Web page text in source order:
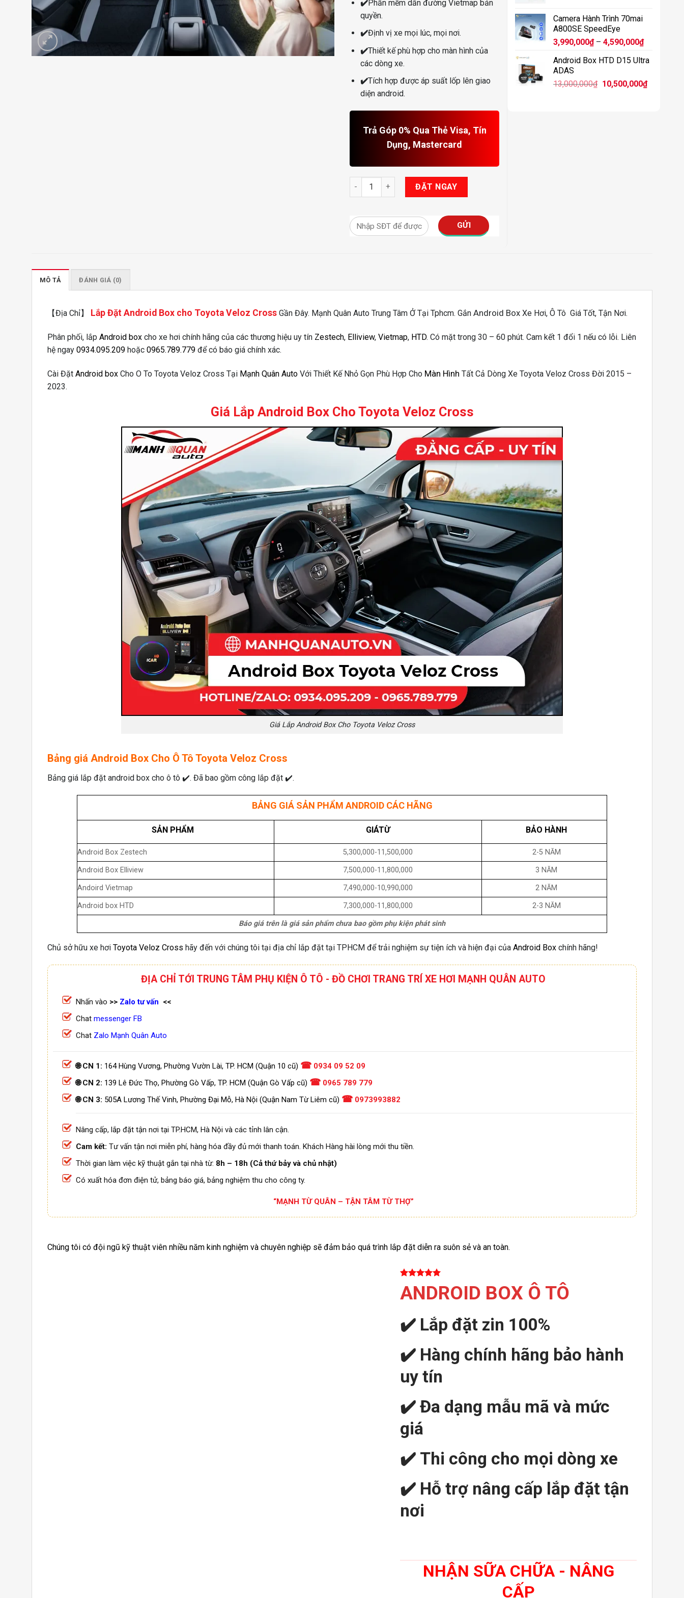
✔️Phần mềm dẫn đường Vietmap bản
quyền.
✔️Định vị xe mọi lúc, mọi nơi.
✔️Thiết kế phù hợp cho màn hình của
các dòng xe.
✔️Tích hợp được áp suất lốp lên giao
diện android.
Trả Góp 0% Qua Thẻ Visa, Tín
Dụng, Mastercard
Android Box Cho Toyota Veloz Cross số lượng
ĐẶT NGAY
Camera Hành Trình 70mai
A800SE SpeedEye
3,990,000₫ – 4,590,000₫Khoảng
từ
đến
Android Box HTD D15 Ultra
ADAS
13,000,000₫ Giá
10,500,000₫Giá
MÔ TẢ ĐÁNH GIÁ (0)
【Địa Chỉ】 Lắp Đặt Android Box cho Toyota Veloz Cross Gần Đây. Mạnh Quân Auto Trung Tâm Ở Tại Tphcm. Gắn Android Box Xe Hơi, Ô Tô Giá Tốt, Tận Nơi.
Phân phối, lắp Android box cho xe hơi chính hãng của các thương hiệu uy tín Zestech, Elliview, Vietmap, HTD. Có mặt trong 30 – 60 phút. Cam kết 1 đổi 1 nếu có lỗi. Liên
hệ ngay 0934.095.209 hoặc 0965.789.779 để có báo giá chính xác.
Cài Đặt Android box Cho O To Toyota Veloz Cross Tại Mạnh Quân Auto Với Thiết Kế Nhỏ Gọn Phù Hợp Cho Màn Hình Tất Cả Dòng Xe Toyota Veloz Cross Đời 2015 –
2023.
Giá Lắp Android Box Cho Toyota Veloz Cross
Giá Lắp Android Box Cho Toyota Veloz Cross
Bảng giá Android Box Cho Ô Tô Toyota Veloz Cross
Bảng giá lắp đặt android box cho ô tô ✔️. Đã bao gồm công lắp đặt ✔️.
BẢNG GIÁ SẢN PHẨM ANDROID CÁC HÃNG
SẢN PHẨM GIÁTỪ BẢO HÀNH
Android Box Zestech 5,300,000-11,500,000 2-5 NĂM
Android Box Elliview 7,500,000-11,800,000 3 NĂM
Andoird Vietmap 7,490,000-10,990,000 2 NĂM
Android box HTD 7,300,000-11,800,000 2-3 NĂM
Báo giá trên là giá sản phẩm chưa bao gồm phụ kiện phát sinh
Chủ sở hữu xe hơi Toyota Veloz Cross hãy đến với chúng tôi tại địa chỉ lắp đặt tại TPHCM để trải nghiệm sự tiện ích và hiện đại của Android Box chính hãng!
ĐỊA CHỈ TỚI TRUNG TÂM PHỤ KIỆN Ô TÔ - ĐỒ CHƠI TRANG TRÍ XE HƠI MẠNH QUÂN AUTO
Nhấn vào >> Zalo tư vấn <<
Chat messenger FB
Chat Zalo Mạnh Quân Auto
🌐 CN 1: 164 Hùng Vương, Phường Vườn Lài, TP. HCM (Quận 10 cũ) ☎ 0934 09 52 09
🌐 CN 2: 139 Lê Đức Thọ, Phường Gò Vấp, TP. HCM (Quận Gò Vấp cũ) ☎ 0965 789 779
🌐 CN 3: 505A Lương Thế Vinh, Phường Đại Mỗ, Hà Nội (Quận Nam Từ Liêm cũ) ☎ 0973993882
Nâng cấp, lắp đặt tận nơi tại TP.HCM, Hà Nội và các tỉnh lân cận.
Cam kết: Tư vấn tận nơi miễn phí, hàng hóa đầy đủ mới thanh toán. Khách Hàng hài lòng mới thu tiền.
Thời gian làm việc kỹ thuật gắn tại nhà từ: 8h – 18h (Cả thứ bảy và chủ nhật)
Có xuất hóa đơn điện tử, bảng báo giá, bảng nghiệm thu cho công ty.
“MẠNH TỪ QUÂN – TẬN TÂM TỪ THỢ”
Chúng tôi có đội ngũ kỹ thuật viên nhiều năm kinh nghiệm và chuyên nghiệp sẽ đảm bảo quá trình lắp đặt diễn ra suôn sẻ và an toàn.
ANDROID BOX Ô TÔ
✔️ Lắp đặt zin 100%
✔️ Hàng chính hãng bảo hành
uy tín
✔️ Đa dạng mẫu mã và mức
giá
✔️ Thi công cho mọi dòng xe
✔️ Hỗ trợ nâng cấp lắp đặt tận
nơi
NHẬN SỮA CHỮA - NÂNG
CẤP